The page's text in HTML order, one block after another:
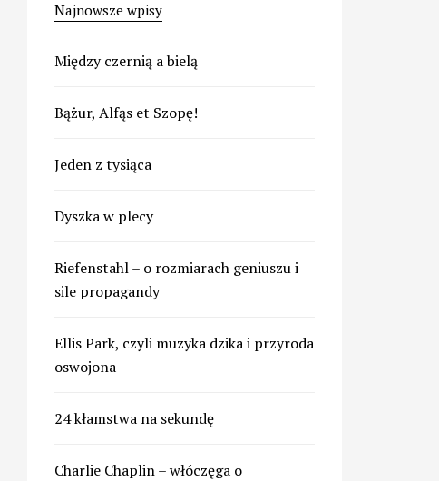
Najnowsze wpisy
Między czernią a bielą
Bążur, Alfąs et Szopę!
Jeden z tysiąca
Dyszka w plecy
Riefenstahl – o rozmiarach geniuszu i
sile propagandy
Ellis Park, czyli muzyka dzika i przyroda
oswojona
24 kłamstwa na sekundę
Charlie Chaplin – włóczęga o